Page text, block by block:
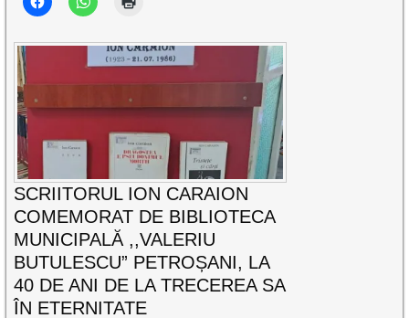
SCRIITORUL ION CARAION
COMEMORAT DE BIBLIOTECA
MUNICIPALĂ ,,VALERIU
BUTULESCU” PETROȘANI, LA
40 DE ANI DE LA TRECEREA SA
ÎN ETERNITATE